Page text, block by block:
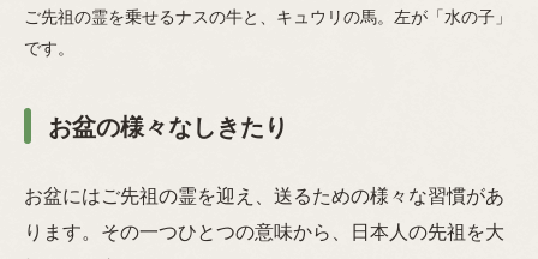
ご先祖の霊を乗せるナスの牛と、キュウリの馬。左が「水の子」
です。
お盆の様々なしきたり
お盆にはご先祖の霊を迎え、送るための様々な習慣があ
ります。その一つひとつの意味から、日本人の先祖を大